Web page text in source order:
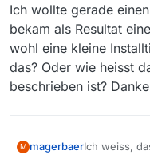
Ich wollte gerade
bekam als Resultat
wohl eine kleine
das? Oder wie heisst
beschrieben ist?
M magerbaerIch weiss,